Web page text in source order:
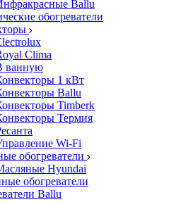
Ballu
обогреватели
Clima
ванную
1 кВт
Ballu
Timberk
Термия
Wi-Fi
обогреватели
Hyundai
обогреватели
Ballu